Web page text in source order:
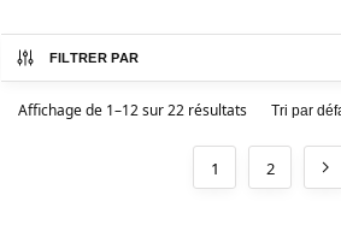
FILTRER PAR
Affichage de 1–12 sur 22 résultats
1 2